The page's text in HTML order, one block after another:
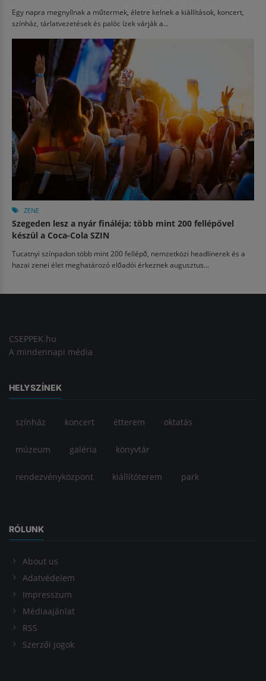
Egy napra megnyílnak a műtermek, életre kelnek a kiállítások, koncert,
színház, tárlatvezetések és palóc ízek várják a...
ZENE
Szegeden lesz a nyár fináléja: több mint 200 fellépővel
készül a Coca-Cola SZIN
Tucatnyi színpadon több mint 200 fellépő, nemzetközi headlinerek és a
hazai zenei élet meghatározó előadói érkeznek augusztus...
CSEPPEK.hu
A mindennapi média
HELYSZÍNEK
színház koncert étterem oktatás
múzeum galéria könyvtár
rendezvényközpont kiállítóterem park
RÓLUNK
About us
Adatvédelem
Impresszum
Médiaajánlat
RSS
Szerzői jogok